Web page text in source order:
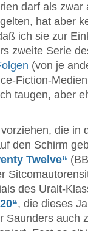
darf als zwar
hat aber
ich sie zur
zweite Serie
(von je
Fiction-
taugen, aber
die in
den Schirm
Twelve“
des Uralt-
, die dieses
Saunders auch